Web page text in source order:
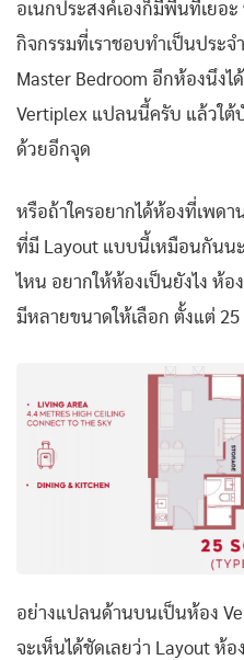
อเนกประสงค์เองก็มีพื้นที่เยอ
กิจกรรมที่เราชอบทำเป็นประ
Master Bedroom อีกห้องนึงไ
Vertiplex แปลนนี้ครับ แล้วใต้
ด้วยอีกจุด
หรือถ้าใครอยากได้ห้องที่เพด
ที่มี Layout แบบนี้เหมือนกันน
ไหน อยากให้ห้องเป็นยังไง ห้
มีหลายขนาดให้เลือก ตั้งแต่ 25
อย่างแปลนด้านบนเป็นห้อง
จะเห็นได้ชัดเลยว่า Layout ห้